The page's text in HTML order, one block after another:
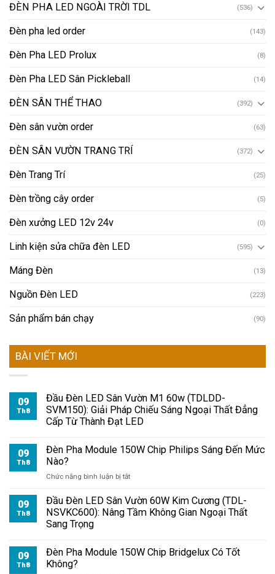
ĐÈN PHA LED NGOÀI TRỜI TDL (536)
Đèn pha led order (143)
Đèn Pha LED Prolux (8)
Đèn Pha LED Sân Pickleball (14)
ĐÈN SÂN THỂ THAO (392)
Đèn sân vườn order (63)
ĐÈN SÂN VƯỜN TRANG TRÍ (372)
Đèn Trang Trí (25)
Đèn trồng cây order (5)
Đèn xưởng LED 12v 24v (0)
Linh kiện sửa chữa đèn LED (595)
Máng Đèn (13)
Nguồn Đèn LED (223)
Sản phẩm bán chạy (90)
BÀI VIẾT MỚI
09
Th8
Đầu Đèn LED Sân Vườn M1 60w (TDLDD-
SVM150): Giải Pháp Chiếu Sáng Ngoại Thất Đẳng
Cấp Từ Thành Đạt LED
09
Th8
Đèn Pha Module 150W Chip Philips Sáng Đến Mức
Nào?
Chức năng bình luận bị tắtở
Pha
Module
Sáng
09
Th8
Đầu Đèn LED Sân Vườn 60W Kim Cương (TDL-
NSVKC600): Nâng Tầm Không Gian Ngoại Thất
Sang Trọng
09
Th8
Đèn Pha Module 150W Chip Bridgelux Có Tốt
Không?